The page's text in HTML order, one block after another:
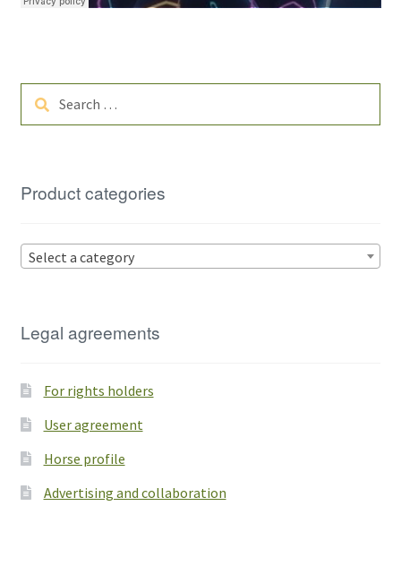
Search
Product categories
Select a category
Legal agreements
For rights holders
User agreement
Horse profile
Advertising and collaboration